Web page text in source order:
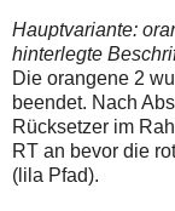
Lösung
des
Problems
sind
die
Post
auch
auf
Hauptvariante:
hinterlegte
Die orangene 2
beendet. Nach
Rücksetzer im
RT an bevor die
(lila Pfad).